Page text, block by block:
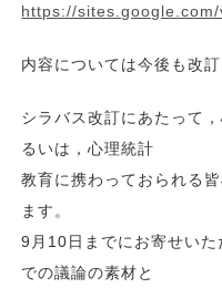
https://
内容については今後も改
シラバス改訂にあたって
るいは，心理統計
教育に携わっておられる
ます。
9月10日までにお寄せい
での議論の素材と